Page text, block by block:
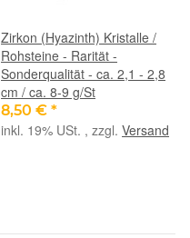
Zirkon (Hyazinth) Kristalle /
Rohsteine - Rarität -
Sonderqualität - ca. 2,1 - 2,8
cm / ca. 8-9 g/St
8,50 € *
inkl. 19% USt. , zzgl. Versand